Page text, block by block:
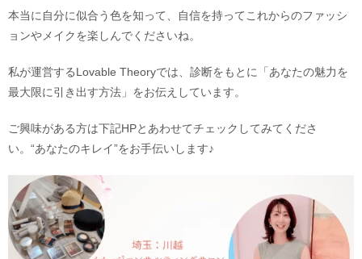
本当に自分に似合う色を知って、自信を持ってこれからのファッシ
ョンやメイクを楽しんでくださいね。
私が運営するLovable Theoryでは、診断をもとに「あなたの魅力を
最大限に引き出す方法」をお伝えしています。
ご興味がある方は下記HPとあわせてチェックしてみてくださ
い。“あなたのキレイ”をお手伝いします♪